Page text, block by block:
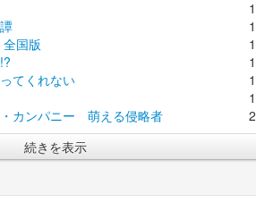
国版
てくれない
カンパニー 萌える侵略者
続きを表示